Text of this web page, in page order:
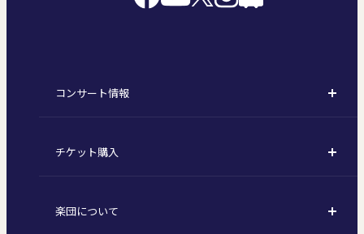
コンサート情報
定期演奏会
東京オペラシティシリーズ
チケット購入
定期会員券 / セット券
楽団について